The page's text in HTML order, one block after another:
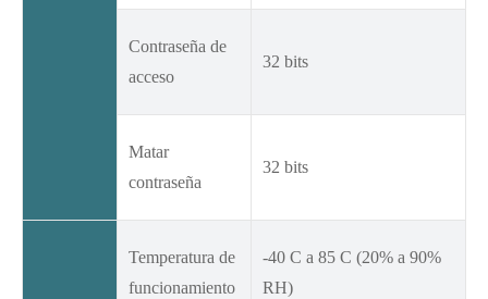
Contraseña de
acceso
32 bits
Matar
contraseña
32 bits
Temperatura de
funcionamiento
-40 C a 85 C (20% a 90%
RH)